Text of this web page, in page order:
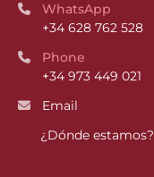
WhatsApp
+34 628 762 528
Phone
+34 973 449 021
Email
¿Dónde estamos?